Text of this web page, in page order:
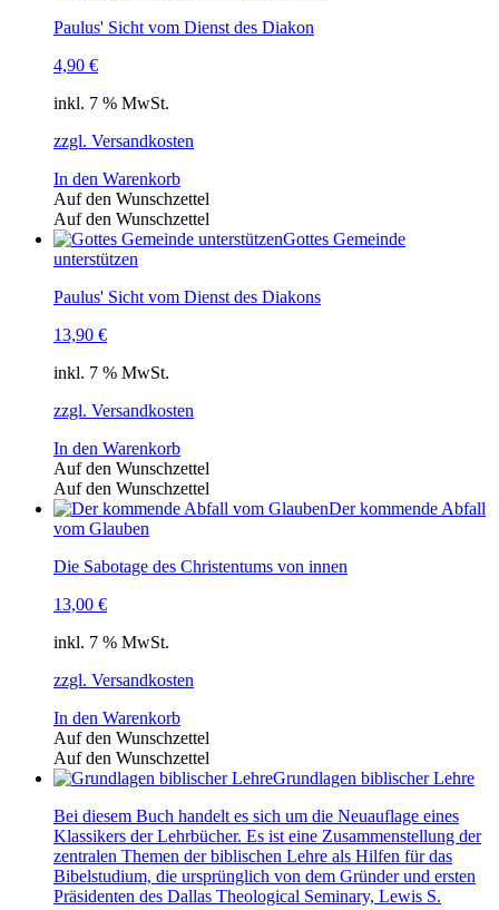
Paulus' Sicht vom Dienst des Diakon
4,90 €
inkl. 7 % MwSt.
zzgl. Versandkosten
In den Warenkorb
Auf den Wunschzettel
Auf den Wunschzettel
Gottes Gemeinde
unterstützen
Paulus' Sicht vom Dienst des Diakons
13,90 €
inkl. 7 % MwSt.
zzgl. Versandkosten
In den Warenkorb
Auf den Wunschzettel
Auf den Wunschzettel
Der kommende Abfall
vom Glauben
Die Sabotage des Christentums von innen
13,00 €
inkl. 7 % MwSt.
zzgl. Versandkosten
In den Warenkorb
Auf den Wunschzettel
Auf den Wunschzettel
Grundlagen biblischer Lehre
Bei diesem Buch handelt es sich um die Neuauflage eines
Klassikers der Lehrbücher. Es ist eine Zusammenstellung der
zentralen Themen der biblischen Lehre als Hilfen für das
Bibelstudium, die ursprünglich von dem Gründer und ersten
Präsidenten des Dallas Theological Seminary, Lewis S.